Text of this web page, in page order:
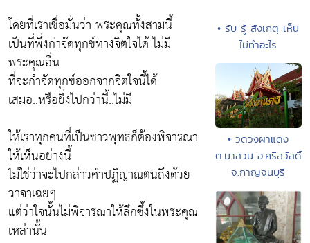
โดยที่เราเชื่อมั่นว่า พระคุณทั้งสามนี้
เป็นที่พึ่งกำจัดทุกข์ทางจิตใจได้ ไม่มี
พระคุณอื่น
ที่จะกำจัดทุกข์ออกจากจิตใจนี้ได้
เสมอ..หรือยิ่งไปกว่านี้..ไม่มี
ให้เราทุกคนที่เป็นชาวพุทธก็ต้องพิจารณา
ให้เห็นอย่างนี้
ไม่ใช่ว่าจะไปกล่าวคำปฏิญาณตนถึงด้วย
วาจาเฉยๆ
แต่ว่าใจนั้นไม่พิจารณาให้ลึกซึ้งในพระคุณ
เหล่านั้น
• รับ รู้ สังเกตุ เห็น
ไม่ทำอะไร
• วัดวังผาแดง
ต.นาสวน อ.ศรีสวัสดิ์
จ.กาญจนบุรี